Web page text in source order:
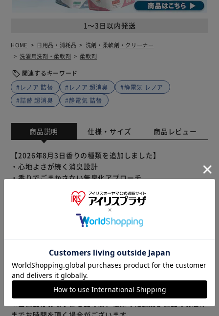
1～3日以内発送
HOME 日用品・消耗品
洗剤・柔軟剤・クリーナー
洗濯用洗剤・柔軟剤
柔軟剤
関連するキーワード
#レノア 詰替
#レノア 超消臭
#静電気 レノア
#詰替 超消臭
#静電気 詰替
商品説明 仕様・サイズ 商品レビュー
【2026年8月3日香りの種類を追加しました】
・心地よさが続く消臭設計
・香りでごまかさない無臭化アプローチ
・梅雨や冬のお洗濯でも、乾きやすさをサポート
・静電気の発生を抑えます。
・お洗濯時から着用時まで、さわやかさが続きます※使用環
境により異なります。
もっと見る
※製品は予告なく仕様を変更する場合がございます。あらか
じめご了承ください。